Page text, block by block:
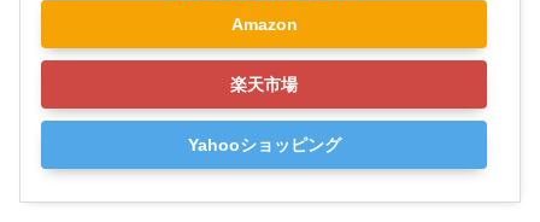
Amazon
楽天市場
Yahooショッピング